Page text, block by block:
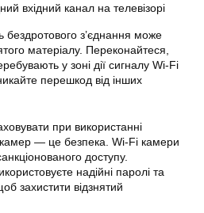
вхідний канал на телевізорі
бездротового з’єднання може
матеріалу. Переконайтеся,
у зоні дії сигналу Wi-Fi
перешкод від інших
при використанні
камер — це безпека. Wi-Fi камери
доступу.
надійні паролі та
захистити відзнятий